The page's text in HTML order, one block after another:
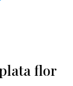
flor